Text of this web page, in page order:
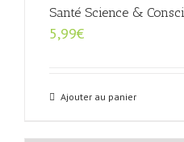
Santé Science &
5,99€
Ajouter au panier